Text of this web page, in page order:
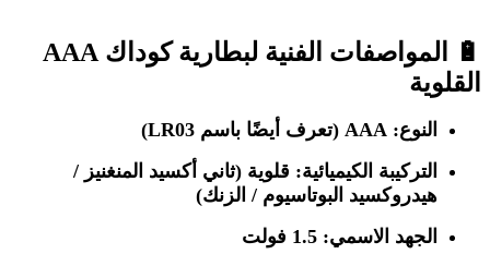
🔋
المواصفات الفنية لبطارية كوداك AAA
القلوية
النوع:
التركيبة الكيميائية: قلوية (ثاني أكسيد المنغنيز /
هيدروكسيد البوتاسيوم / الزنك)
الجهد الاسمي: